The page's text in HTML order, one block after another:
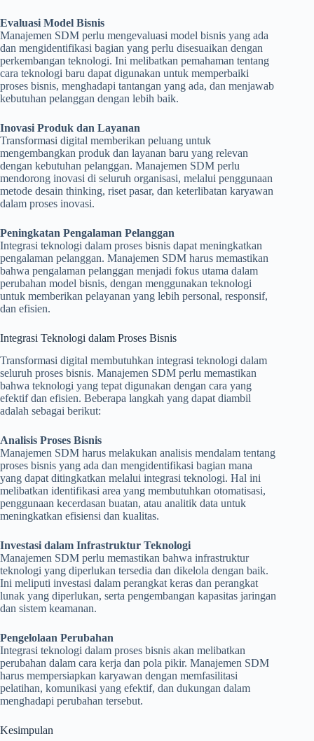
Evaluasi Model Bisnis
Manajemen SDM perlu mengevaluasi model bisnis yang ada
dan mengidentifikasi bagian yang perlu disesuaikan dengan
perkembangan teknologi. Ini melibatkan pemahaman tentang
cara teknologi baru dapat digunakan untuk memperbaiki
proses bisnis, menghadapi tantangan yang ada, dan menjawab
kebutuhan pelanggan dengan lebih baik.
Inovasi Produk dan Layanan
Transformasi digital memberikan peluang untuk
mengembangkan produk dan layanan baru yang relevan
dengan kebutuhan pelanggan. Manajemen SDM perlu
mendorong inovasi di seluruh organisasi, melalui penggunaan
metode desain thinking, riset pasar, dan keterlibatan karyawan
dalam proses inovasi.
Peningkatan Pengalaman Pelanggan
Integrasi teknologi dalam proses bisnis dapat meningkatkan
pengalaman pelanggan. Manajemen SDM harus memastikan
bahwa pengalaman pelanggan menjadi fokus utama dalam
perubahan model bisnis, dengan menggunakan teknologi
untuk memberikan pelayanan yang lebih personal, responsif,
dan efisien.
Integrasi Teknologi dalam Proses Bisnis
Transformasi digital membutuhkan integrasi teknologi dalam
seluruh proses bisnis. Manajemen SDM perlu memastikan
bahwa teknologi yang tepat digunakan dengan cara yang
efektif dan efisien. Beberapa langkah yang dapat diambil
adalah sebagai berikut:
Analisis Proses Bisnis
Manajemen SDM harus melakukan analisis mendalam tentang
proses bisnis yang ada dan mengidentifikasi bagian mana
yang dapat ditingkatkan melalui integrasi teknologi. Hal ini
melibatkan identifikasi area yang membutuhkan otomatisasi,
penggunaan kecerdasan buatan, atau analitik data untuk
meningkatkan efisiensi dan kualitas.
Investasi dalam Infrastruktur Teknologi
Manajemen SDM perlu memastikan bahwa infrastruktur
teknologi yang diperlukan tersedia dan dikelola dengan baik.
Ini meliputi investasi dalam perangkat keras dan perangkat
lunak yang diperlukan, serta pengembangan kapasitas jaringan
dan sistem keamanan.
Pengelolaan Perubahan
Integrasi teknologi dalam proses bisnis akan melibatkan
perubahan dalam cara kerja dan pola pikir. Manajemen SDM
harus mempersiapkan karyawan dengan memfasilitasi
pelatihan, komunikasi yang efektif, dan dukungan dalam
menghadapi perubahan tersebut.
Kesimpulan